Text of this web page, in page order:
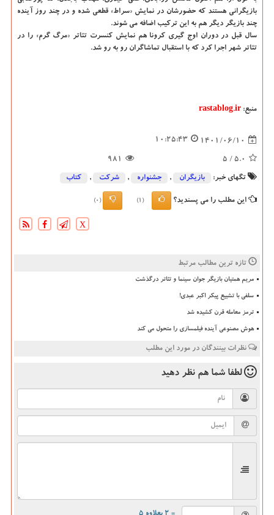
بازیگرانی هستند که حضورشان در نمایش «سراط» قطعی شده و در چند روز آینده
چند بازیگر دیگر هم به این ترکیب اضافه می شوند.
سال قبل در دوران اوج گیری کرونا هم نمایش کنسرت تئاتر «مرگ گرم» را در
تئاتر شهر اجرا کرد که با استقبال تماشاگران رو به رو شد.
منبع: rastablog.ir
1401/06/10
10:25:43
5.0
/ 5
981
تگهای خبر: بازیگران , جشنواره , شركت , كتاب
این مطلب را می پسندید؟ (1)
(0)
X
تازه ترین مطالب مرتبط
مریم همتیان بازیگر جوان سینما و تئاتر درگذشت
سلفی با تشییع پیکر اکبر عبدی!
ترمز معامله قرن کشیده شد
هوش مصنوعی آینده فیلمسازی را متحول می کند
نظرات بینندگان در مورد این مطلب
لطفا شما هم نظر دهید